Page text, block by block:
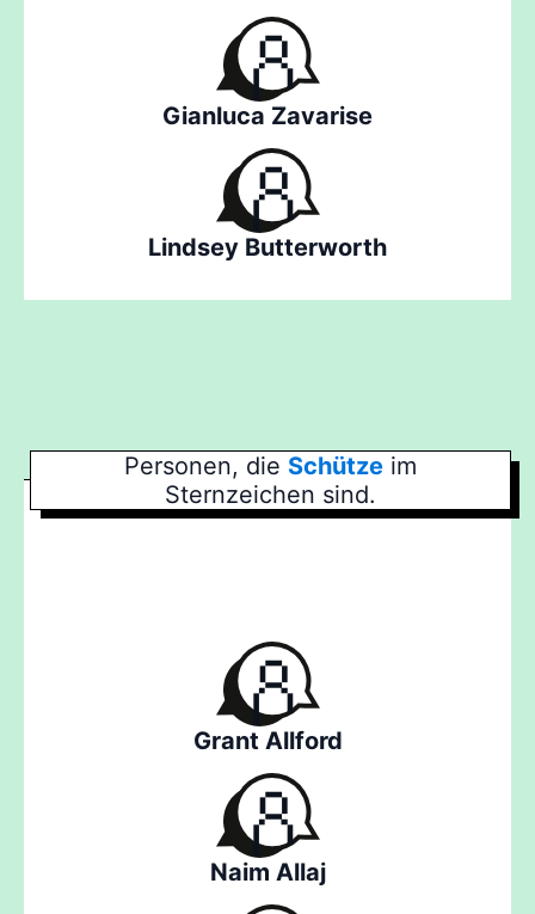
Gianluca Zavarise
Lindsey Butterworth
Personen, die Schütze im
Sternzeichen sind.
Grant Allford
Naim Allaj